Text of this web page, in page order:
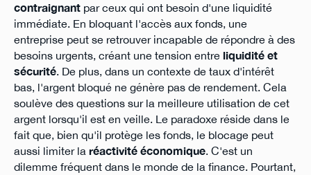
contraignantpar ceux qui ont besoin d'une liquidité
immédiate. En bloquant l'accès aux fonds, une
entreprise peut se retrouver incapable de répondre à des
besoins urgents, créant une tension entre liquidité et
sécurité. De plus, dans un contexte de taux d'intérêt
bas, l'argent bloqué ne génère pas de rendement. Cela
soulève des questions sur la meilleure utilisation de cet
argent lorsqu'il est en veille. Le paradoxe réside dans le
fait que, bien qu'il protège les fonds, le blocage peut
aussi limiter la réactivité économique. C'est un
dilemme fréquent dans le monde de la finance. Pourtant,